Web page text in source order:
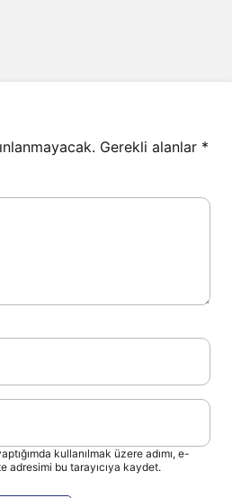
Gerekli alanlar *
kullanılmak üzere adımı, e-
adresimi bu tarayıcıya kaydet.